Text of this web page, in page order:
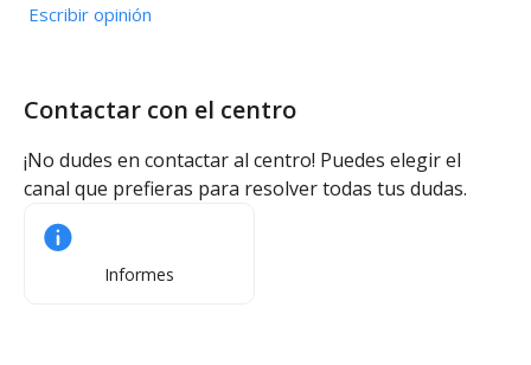
Escribir opinión
Contactar con el centro
¡No dudes en contactar al centro! Puedes elegir el
canal que prefieras para resolver todas tus dudas.
Informes